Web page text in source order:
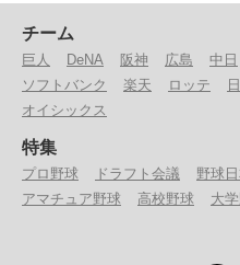
チーム
巨人 DeNA 阪神 広島 中日
ソフトバンク
楽天 ロッテ
オイシックス
特集
プロ野球 ドラフト会議
野球
アマチュア野球
高校野球 大